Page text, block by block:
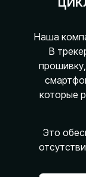
Наша
В
которые
Это